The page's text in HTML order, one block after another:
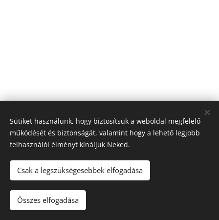
© 2026 Nagyfólia Kft. Minden jog fenntartva
Sütik
Sütiket használunk, hogy biztosítsuk a weboldal megfelelő
működését és biztonságát, valamint hogy a lehető legjobb
felhasználói élményt kínáljuk Neked.
Csak a legszükségesebbek elfogadása
Összes elfogadása